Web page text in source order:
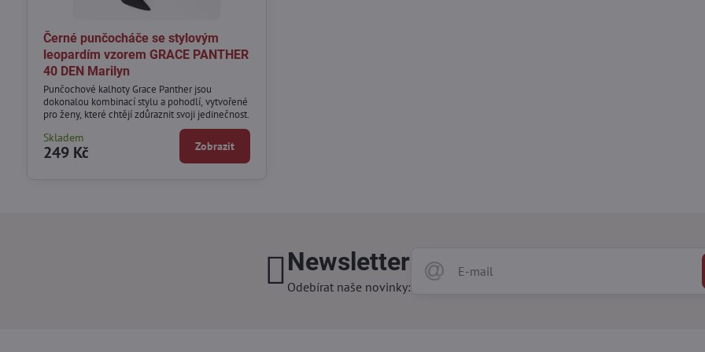
Černé punčocháče se stylovým
leopardím vzorem GRACE PANTHER
40 DEN Marilyn
Punčochové kalhoty Grace Panther jsou
dokonalou kombinací stylu a pohodlí, vytvořené
pro ženy, které chtějí zdůraznit svoji jedinečnost.
Skladem
249 Kč Zobrazit
Newsletter
Odebírat naše novinky: